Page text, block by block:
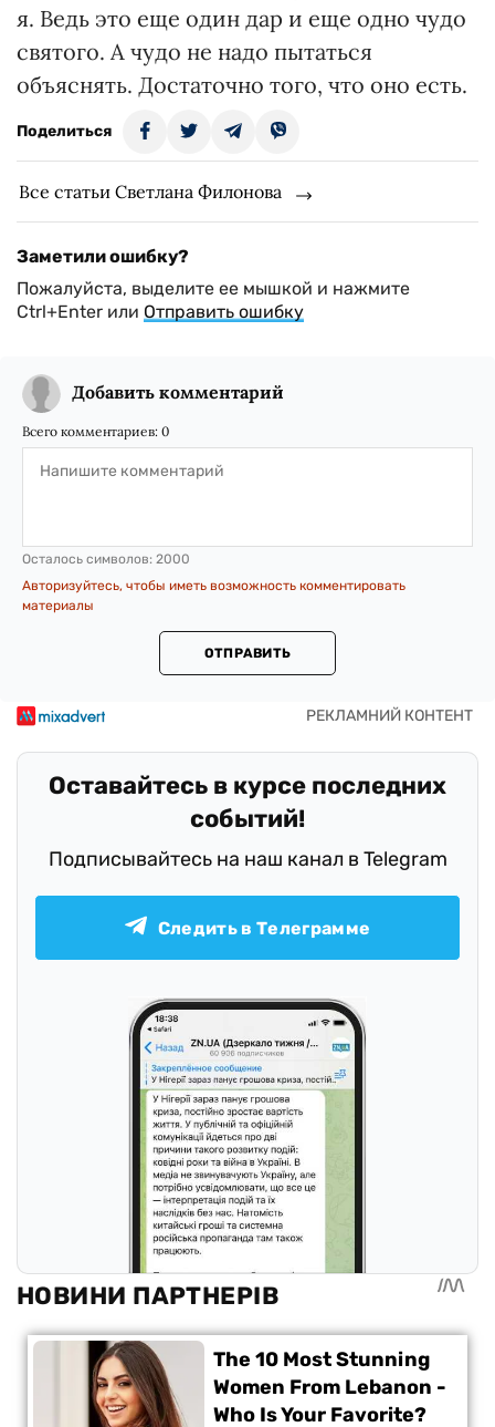
я. Ведь это еще один дар и еще одно чудо
святого. А чудо не надо пытаться
объяснять. Достаточно того, что оно есть.
Поделиться
Все статьи Светлана Филонова
Заметили ошибку?
Пожалуйста, выделите ее мышкой и нажмите
Ctrl+Enter или Отправить ошибку
Добавить комментарий
Всего комментариев: 0
Осталось символов: 2000
Авторизуйтесь, чтобы иметь возможность комментировать
материалы
ОТПРАВИТЬ
Оставайтесь в курсе последних
событий!
Подписывайтесь на наш канал в Telegram
Следить в Телеграмме